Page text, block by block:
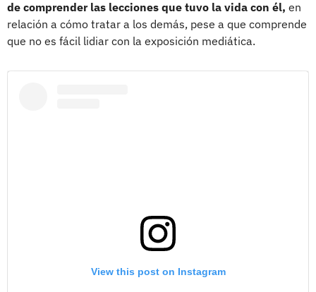
de comprender las lecciones que tuvo la vida con él, en
relación a cómo tratar a los demás, pese a que comprende
que no es fácil lidiar con la exposición mediática.
View this post on Instagram